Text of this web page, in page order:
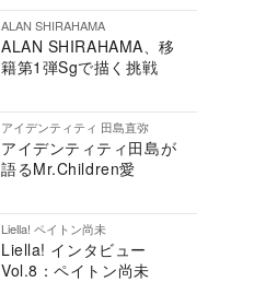
ALAN SHIRAHAMA
ALAN SHIRAHAMA、移
籍第1弾Sgで描く挑戦
アイデンティティ 田島直弥
アイデンティティ田島が
語るMr.Children愛
Liella! ペイトン尚未
Liella! インタビュー
Vol.8：ペイトン尚未